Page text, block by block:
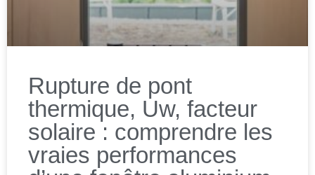
Rupture de pont
thermique, Uw, facteur
solaire : comprendre les
vraies performances